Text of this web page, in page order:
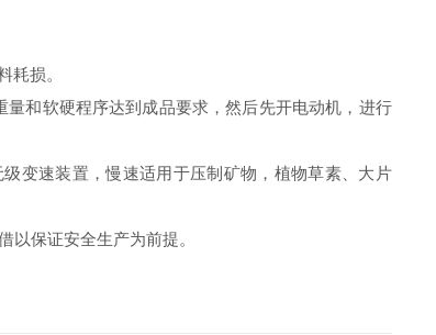
耗损。
和软硬程序达到成品要求，然后先开电动机，进行
变速装置，慢速适用于压制矿物，植物草素、大片
保证安全生产为前提。